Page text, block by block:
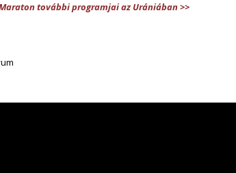
további programjai az Urániában >>